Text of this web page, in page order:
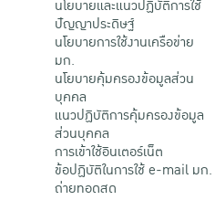
นโยบายและแนวปฏิบัติการใช้
ปัญญาประดิษฐ์
นโยบายการใช้งานเครือข่าย
มก.
นโยบายคุ้มครองข้อมูลส่วน
บุคคล
แนวปฏิบัติการคุ้มครองข้อมูล
ส่วนบุคคล
การเข้าใช้อินเตอร์เน็ต
ข้อปฏิบัติในการใช้ e-mail มก.
ถ่ายทอดสด